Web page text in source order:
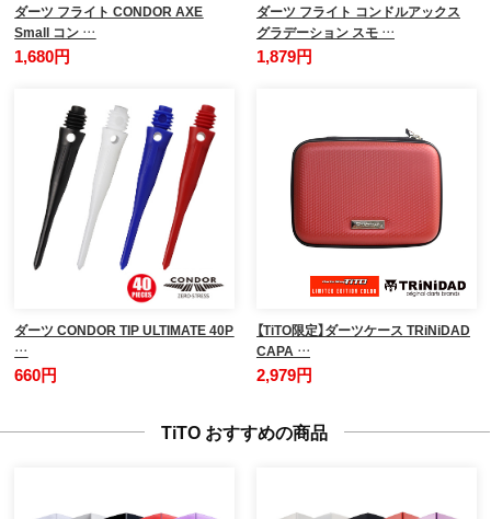
ダーツ フライト CONDOR AXE
Small コン …
1,680円
ダーツ フライト コンドルアックス
グラデーション スモ …
1,879円
ダーツ CONDOR TIP ULTIMATE 40P
…
660円
【TiTO限定】ダーツケース TRiNiDAD
CAPA …
2,979円
TiTO おすすめの商品